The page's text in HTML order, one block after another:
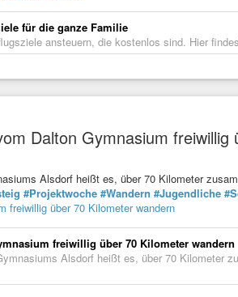
für die ganze Familie
ansteuern, die kostenlos sind. Hier
Dalton Gymnasium freiwillig
Alsdorf heißt es, über 70 Kilometer
#Projektwoche #Wandern #Jugendliche
freiwillig über 70 Kilometer wandern
freiwillig über 70 Kilometer wandern
Alsdorf heißt es, über 70 Kilometer